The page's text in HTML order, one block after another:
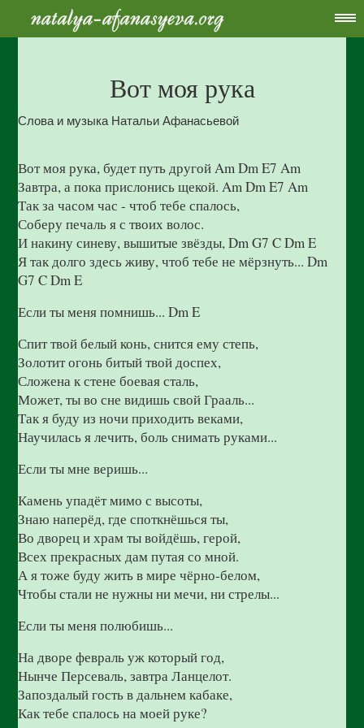
Вот моя рука
Слова и музыка Натальи Афанасьевой
Вот моя рука, будет путь другойAm Dm E7 Am
Завтра, а пока прислонись щекой. Am Dm E7 Am
Так за часом час - чтоб тебе спалось,
Соберу печаль я с твоих волос.
И накину синеву, вышитые звёзды, Dm G7 C Dm E
Я так долго здесь живу, чтоб тебе не мёрзнуть... Dm
G7 C Dm E
Если ты меня помнишь... Dm E
Спит твой белый конь, снится ему степь,
Золотит огонь битый твой доспех,
Сложена к стене боевая сталь,
Может, ты во сне видишь свой Грааль...
Так я буду из ночи приходить веками,
Научилась я лечить, боль снимать руками...
Если ты мне веришь...
Камень упадёт мимо с высоты,
Знаю наперёд, где споткнёшься ты,
Во дворец и храм ты войдёшь, герой,
Всех прекрасных дам путая со мной.
А я тоже буду жить в мире чёрно-белом,
Чтобы стали не нужны ни мечи, ни стрелы...
Если ты меня полюбишь...
На дворе февраль уж который год,
Нынче Персеваль, завтра Ланцелот.
Запоздалый гость в дальнем кабаке,
Как тебе спалось на моей руке?